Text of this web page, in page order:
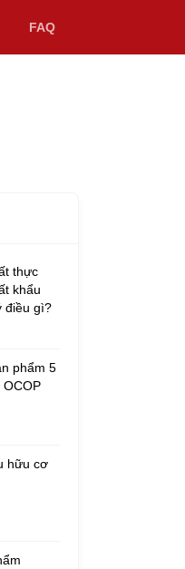
FAQ
thực
khẩu
điều gì?
phẩm 5
hữu cơ